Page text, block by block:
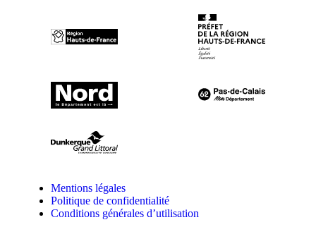
Mentions légales
Politique de confidentialité
Conditions générales d’utilisation